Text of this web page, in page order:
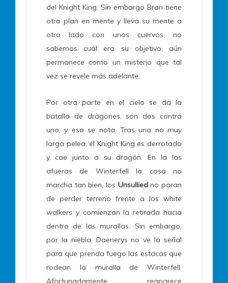
del Knight King. Sin embargo Bran tiene
otro plan en mente y lleva su mente a
otro lado con unos cuervos, no
sabemos cuál era su objetivo, aún
permanece como un misterio que tal
vez se revele más adelante.
Por otra parte en el cielo se da la
batalla de dragones, son dos contra
uno, y eso se nota. Tras una no muy
larga pelea, el Knight King es derrotado
y cae junto a su dragón. En la las
afueras de Winterfell la cosa no
marcha tan bien, los Unsulliedno paran
de perder terreno frente a los white
walkers y comienzan la retirada hacia
dentro de las murallas. Sin embargo,
por la niebla, Daenerys no ve la señal
para que prenda fuego las estacas que
rodean la muralla de Winterfell.
Afortunadamente reaparece